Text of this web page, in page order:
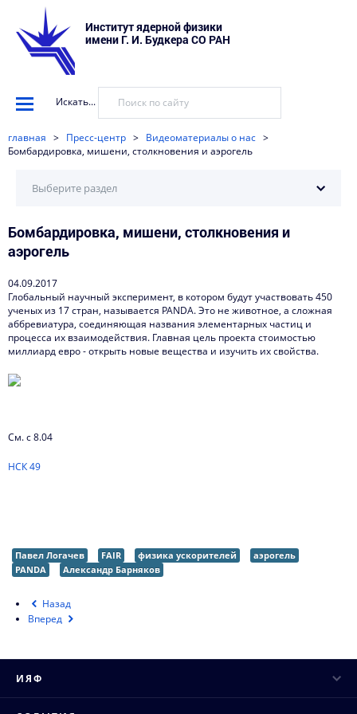
Институт ядерной физики
имени Г. И. Будкера СО РАН
Искать...
главная > Пресс-центр > Видеоматериалы о нас >
Бомбардировка, мишени, столкновения и аэрогель
Научные установки
События
Новости
Наука в деталях
Видеоматериалы о нас
Выберите раздел
Бомбардировка, мишени, столкновения и
аэрогель
04.09.2017
Глобальный научный эксперимент, в котором будут участвовать 450
ученых из 17 стран, называется PANDA. Это не животное, а сложная
аббревиатура, соединяющая названия элементарных частиц и
процесса их взаимодействия. Главная цель проекта стоимостью
миллиард евро - открыть новые вещества и изучить их свойства.
См. с 8.04
НСК 49
Павел Логачев FAIR физика ускорителей
аэрогель
PANDA
Александр Барняков
Назад
Вперед
ИЯФ